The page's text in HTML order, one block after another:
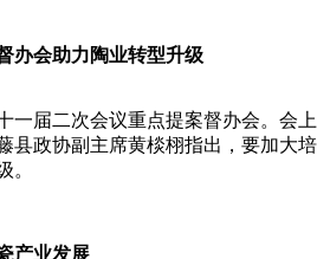
办会助力陶业转型升级
届二次会议重点提案督办会。会
县政协副主席黄棪栩指出，要加大
。
产业发展